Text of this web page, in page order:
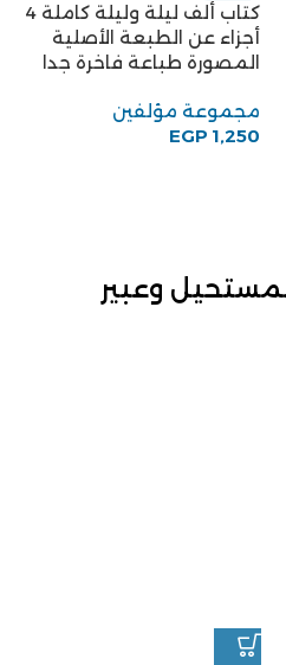
كتاب ألف ليلة وليلة كاملة 4
أجزاء عن الطبعة الأصلية
المصورة طباعة فاخرة جدا
مجموعة مؤلفين
EGP 1,250
وعبير